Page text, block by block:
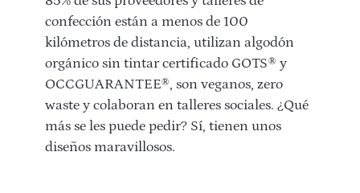
confección están a menos de 100
kilómetros de distancia, utilizan algodón
orgánico sin tintar certificado GOTS® y
OCCGUARANTEE®, son veganos, zero
waste y colaboran en talleres sociales. ¿Qué
más se les puede pedir? Sí, tienen unos
diseños maravillosos.